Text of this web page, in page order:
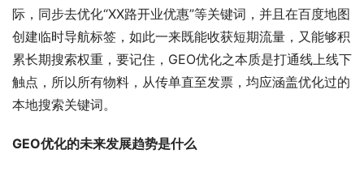
际，同步去优化“XX路开业优惠”等关键词，并且在百度地图
创建临时导航标签，如此一来既能收获短期流量，又能够积
累长期搜索权重，要记住，GEO优化之本质是打通线上线下
触点，所以所有物料，从传单直至发票，均应涵盖优化过的
本地搜索关键词。
GEO优化的未来发展趋势是什么